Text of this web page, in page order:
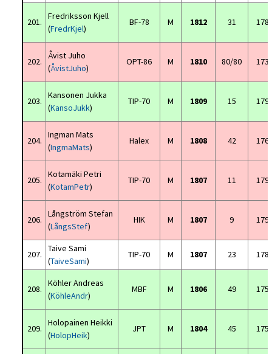
201.
Fredriksson Kjell
(FredrKjel)
BF-78 M 1812 31
202.
Åvist Juho
(ÅvistJuho)
OPT-86 M 1810 80/80
203.
Kansonen Jukka
(KansoJukk)
TIP-70 M 1809 15
204.
Ingman Mats
(IngmaMats)
Halex M 1808 42
205.
Kotamäki Petri
(KotamPetr)
TIP-70 M 1807 11
206.
Långström Stefan
(LångsStef)
HIK M 1807 9
207.
Taive Sami
(TaiveSami)
TIP-70 M 1807 23
208.
Köhler Andreas
(KöhleAndr)
MBF M 1806 49
209.
Holopainen Heikki
(HolopHeik)
JPT M 1804 45